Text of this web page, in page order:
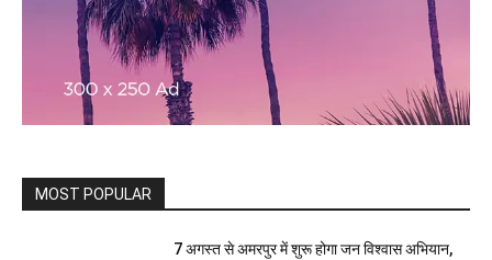
MOST POPULAR
7 अगस्त से अमरपुर में शुरू होगा जन विश्वास अभियान,